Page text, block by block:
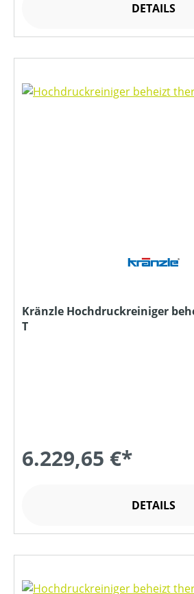
DETAILS
Kränzle Hochdruckreiniger
T
6.229,65 €*
DETAILS